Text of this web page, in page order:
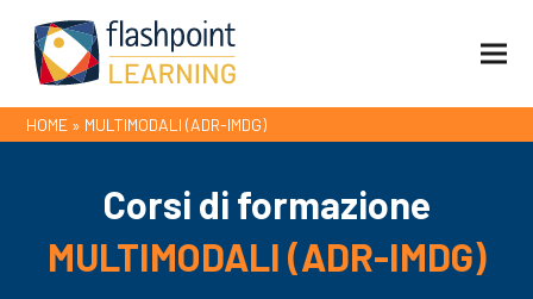
HOME » MULTIMODALI (ADR-IMDG)
Corsi di formazione
MULTIMODALI (ADR-IMDG)